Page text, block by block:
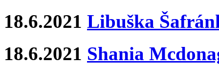
18.6.2021 Libuška
18.6.2021 Shania